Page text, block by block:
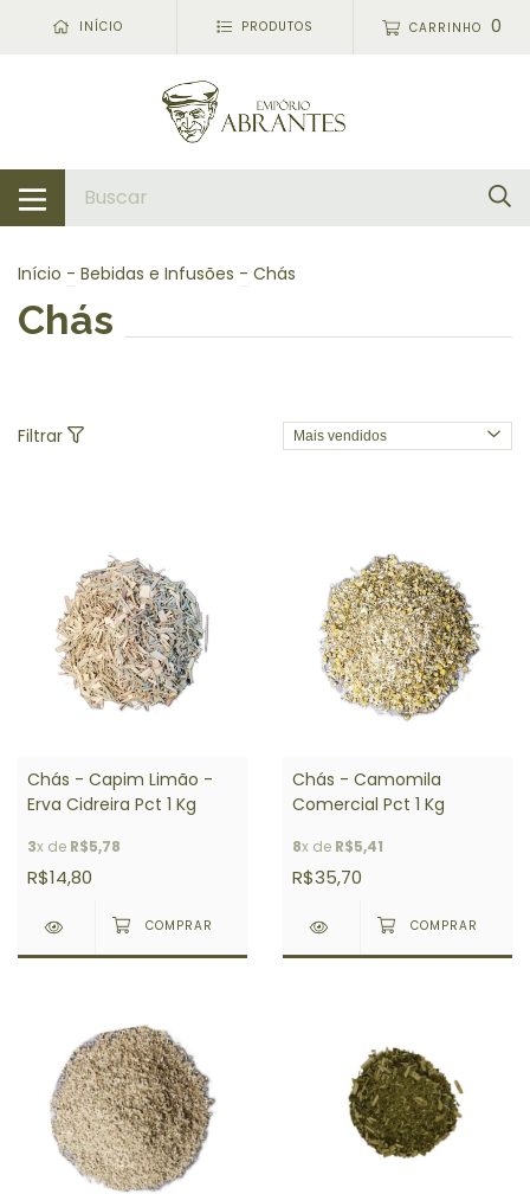
INÍCIO PRODUTOS CARRINHO 0
Início - Bebidas e Infusões - Chás
Chás
Filtrar
Chás - Capim Limão -
Erva Cidreira Pct 1 Kg
3x de R$5,78
R$14,80
Chás - Camomila
Comercial Pct 1 Kg
8x de R$5,41
R$35,70